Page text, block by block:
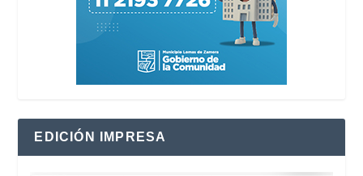
EDICIÓN IMPRESA